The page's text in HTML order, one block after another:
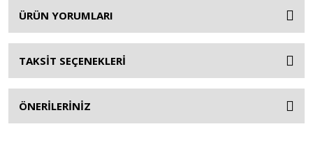
ÜRÜN YORUMLARI
TAKSİT SEÇENEKLERİ
ÖNERİLERİNİZ